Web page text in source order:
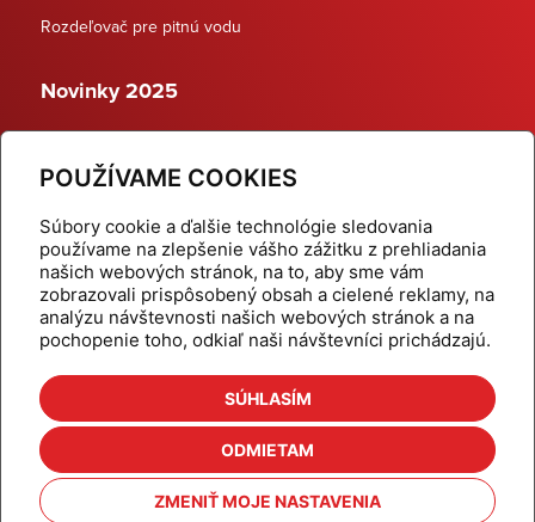
POUŽÍVAME COOKIES
Súbory cookie a ďalšie technológie sledovania
používame na zlepšenie vášho zážitku z prehliadania
našich webových stránok, na to, aby sme vám
zobrazovali prispôsobený obsah a cielené reklamy, na
analýzu návštevnosti našich webových stránok a na
pochopenie toho, odkiaľ naši návštevníci prichádzajú.
SÚHLASÍM
ODMIETAM
ZMENIŤ MOJE NASTAVENIA
Rozdeľovač pre pitnú vodu
Novinky 2025
Dynamické termostatické ventily
Domov
Produkty
Aktuality
Odber šikovné tipy
Kalkulačky
Cenníky
Na stiahnutie
Referencie
Kontakt